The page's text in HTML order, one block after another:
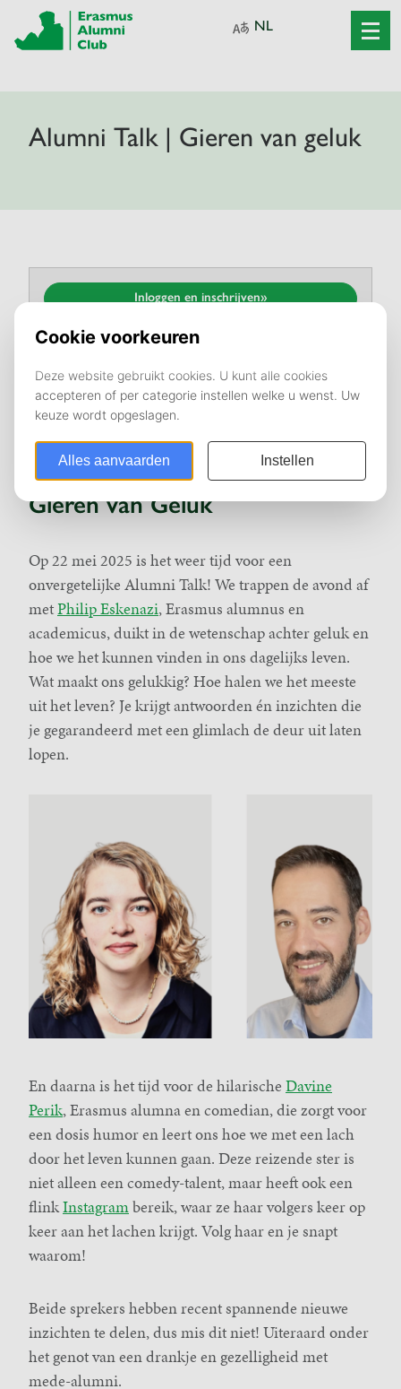
Alumni Talk | Gieren van geluk
DATUM: 22 mei 2025
Gieren van Geluk
Op 22 mei 2025 is het weer tijd voor een
onvergetelijke Alumni Talk! We trappen de avond af
metPhilip Eskenazi, Erasmus alumnus en
academicus, duikt in de wetenschap achter geluk en
hoe we het kunnen vinden in ons dagelijks leven.
Wat maakt ons gelukkig? Hoe halen we het meeste
uit het leven? Je krijgt antwoorden én inzichten die
je gegarandeerd met een glimlach de deur uit laten
lopen.
En daarna is het tijd voor de hilarische Davine
Perik, Erasmus alumna en comedian, die zorgt voor
een dosis humor en leert ons hoe we met een lach
door het leven kunnen gaan. Deze reizende ster is
niet alleen een comedy-talent, maar heeft ook een
flinkInstagrambereik, waar ze haar volgers keer op
keer aan het lachen krijgt. Volg haar en je snapt
waarom!
Beide sprekers hebben recent spannende nieuwe
inzichten te delen, dus mis dit niet! Uiteraard onder
het genot van een drankje en gezelligheid met
mede-alumni.
Inloggen en inschrijven